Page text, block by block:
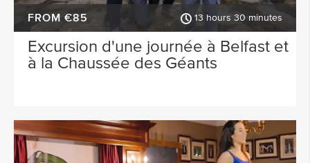
FROM €85 13 hours 30 minutes
Excursion d'une journée à Belfast et
à la Chaussée des Géants